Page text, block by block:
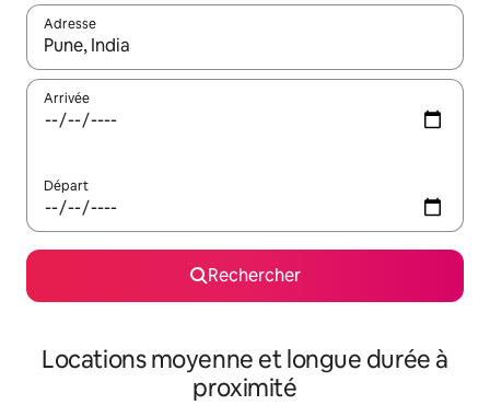
Adresse
Lorsque les résultats s'affichent, utilisez les flèches vers le
Arrivée
Départ
Rechercher
Locations moyenne et longue durée à
proximité